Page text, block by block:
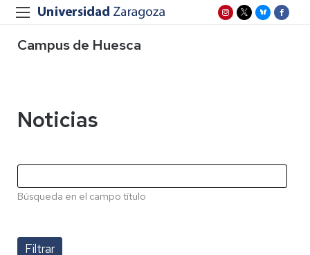
Campus de Huesca
Noticias
Búsqueda en el campo título